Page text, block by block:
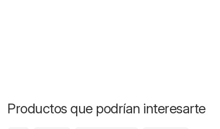
Productos que podrían interesarte